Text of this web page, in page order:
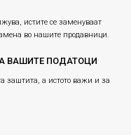
истите се заменуваат
во нашите продавници.
ВАШИТЕ ПОДАТОЦИ
заштита, а истото важи и за